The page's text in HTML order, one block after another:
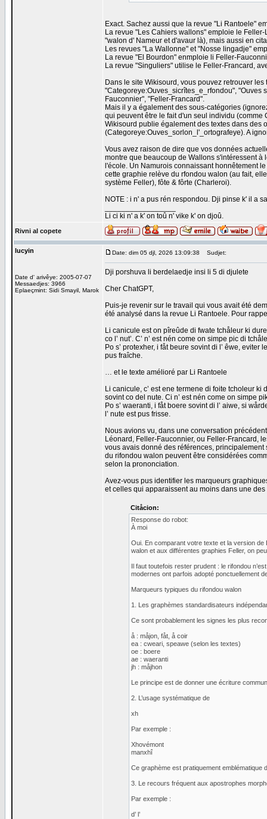
Exact. Sachez aussi que la revue "Li Rantoele"
La revue "Les Cahiers wallons" emploie le
"walon d' Nameur et d'avaur là), mais aussi en
Les revues "La Wallonne" et "Nosse lingadje"
La revue "El Bourdon" enmploie li Feller-
La revue "Singuliers" utilise le Feller-Francard,
Dans le site Wikisourd, vous pouvez retrouver
"Categoreye:Ouves_sicrîtes_e_rfondou", "Ouves
Fauconnier", "Feller-Francard".
Mais il y a également des sous-catégories
qui peuvent être le fait d'un seul individu
Wikisourd publie également des textes dans des
(Categoreye:Ouves_sorlon_l'_ortografeye). A
Vous avez raison de dire que vos données
montre que beaucoup de Wallons s'intéressent
l'école. Un Namurois connaissant honnêtement
cette graphie relève du rfondou walon (au fait,
système Feller), fôte & fôrte (Charleroi).
NOTE : i n' a pus rén respondou. Dji pinse k' il a
Li ci ki n' a k' on toû n' vike k' on djoû.
Rivni al copete
lucyin
Date d' arivêye: 2005-07-07
Messaedjes: 3966
Eplaeçmint: Sidi Smayil, Marok
Date: dim 05 djl, 2026 13:09:38 Sudjet:
Dji porshuva li berdelaedje insi li 5 di djulete
Cher ChatGPT,
Puis-je revenir sur le travail qui vous avait été
été analysé dans la revue Li Rantoele. Pour
Li canicule est on pîreûde di fwate tchåleur ki
co l’ nut’. C’ n’ est nén come on simpe pic di
Po s’ protexher, i fåt beure sovint di l’ êwe, eviter
pus fraîche.
… et le texte amélioré par Li Rantoele
Li canicule, c’ est ene termene di foite tcholeur
sovint co del nute. Ci n’ est nén come on simpe
Po s’ waeranti, i fåt boere sovint di l’ aiwe, si
l’ nute est pus frisse.
Nous avions vu, dans une conversation
Léonard, Feller-Fauconnier, ou Feller-Francard,
vous avais donné des références,
du rifondou walon peuvent être considérées
selon la prononciation.
Avez-vous pus identifier les marqueurs
et celles qui apparaissent au moins dans une
Citåcion:
Response do robot:
À moi
Oui. En comparant votre texte et la version de
walon et aux différentes graphies Feller, on
Il faut toutefois rester prudent : le rifondou
modernes ont parfois adopté ponctuellement
Marqueurs typiques du rifondou walon
1. Les graphèmes standardisateurs
Ce sont probablement les signes les plus
å : måjon, fåt, å coir
ea : cweari, speawe (selon les textes)
oe : boere
ae : waeranti
jh : måjhon
Le principe est de donner une écriture
2. L’usage systématique de
xh
Par exemple :
Xhovémont
manxhî
Ce graphème est pratiquement emblématique
3. Le recours fréquent aux apostrophes
Par exemple :
d’ l’